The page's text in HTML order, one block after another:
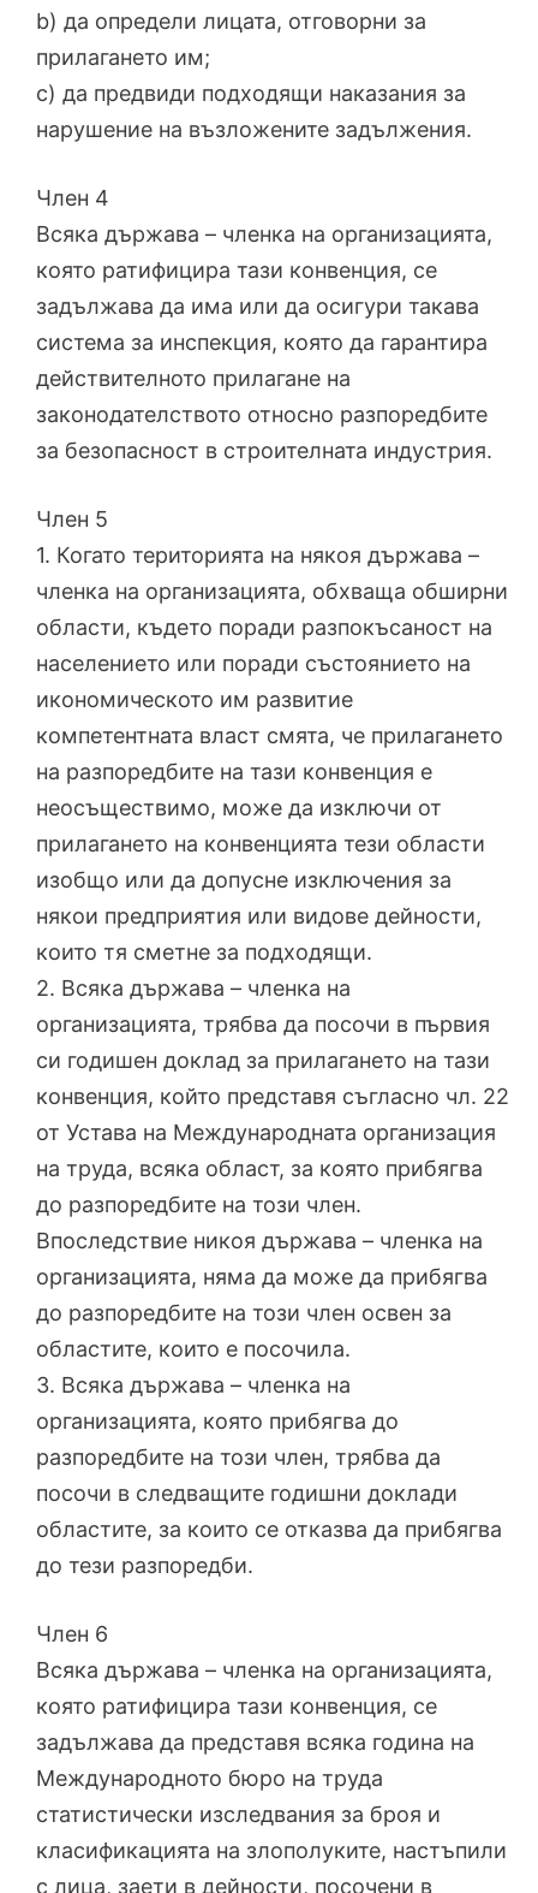
b) да определи лицата, отговорни за
прилагането им;
c) да предвиди подходящи наказания за
нарушение на възложените задължения.
Член 4
Всяка държава – членка на организацията,
която ратифицира тази конвенция, се
задължава да има или да осигури такава
система за инспекция, която да гарантира
действителното прилагане на
законодателството относно разпоредбите
за безопасност в строителната индустрия.
Член 5
1. Когато територията на някоя държава –
членка на организацията, обхваща обширни
области, където поради разпокъсаност на
населението или поради състоянието на
икономическото им развитие
компетентната власт смята, че прилагането
на разпоредбите на тази конвенция е
неосъществимо, може да изключи от
прилагането на конвенцията тези области
изобщо или да допусне изключения за
някои предприятия или видове дейности,
които тя сметне за подходящи.
2. Всяка държава – членка на
организацията, трябва да посочи в първия
си годишен доклад за прилагането на тази
конвенция, който представя съгласно чл. 22
от Устава на Международната организация
на труда, всяка област, за която прибягва
до разпоредбите на този член.
Впоследствие никоя държава – членка на
организацията, няма да може да прибягва
до разпоредбите на този член освен за
областите, които е посочила.
3. Всяка държава – членка на
организацията, която прибягва до
разпоредбите на този член, трябва да
посочи в следващите годишни доклади
областите, за които се отказва да прибягва
до тези разпоредби.
Член 6
Всяка държава – членка на организацията,
която ратифицира тази конвенция, се
задължава да представя всяка година на
Международното бюро на труда
статистически изследвания за броя и
класификацията на злополуките, настъпили
с лица, заети в дейности, посочени в